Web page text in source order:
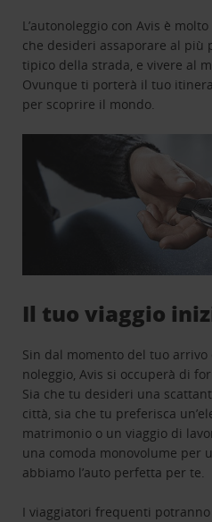
L’autonoleggio con Avis è
che desideri assaporare al più
tipico della strada, e vivere al
Ovunque ti porterà il tuo
per scoprire il mondo.
Il tuo viaggio
Sin dal momento del tuo
noleggio, Avis si occuperà di
Sia che tu desideri una
città, sia che tu preferisca
matrimonio o un viaggio di
una comoda monovolume per
abbiamo l’auto perfetta per te.
I viaggiatori frequenti